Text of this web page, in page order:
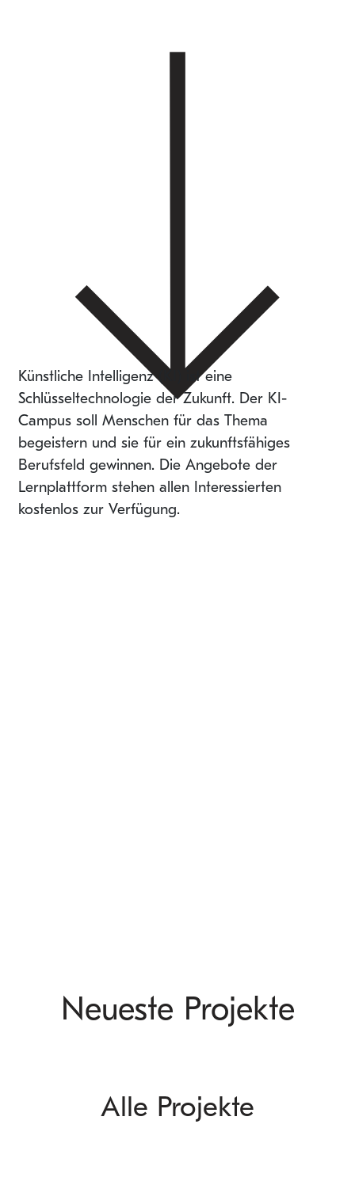
Künstliche Intelligenz (KI) ist eine
Schlüsseltechnologie der Zukunft. Der KI-
Campus soll Menschen für das Thema
begeistern und sie für ein zukunftsfähiges
Berufsfeld gewinnen. Die Angebote der
Lernplattform stehen allen Interessierten
kostenlos zur Verfügung.
Neueste Projekte
Alle Projekte